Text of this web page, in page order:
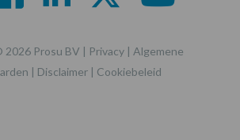
Prosu BV | Privacy | Algemene
| Disclaimer | Cookiebeleid